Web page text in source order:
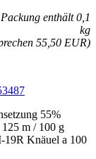
, Packung enthält 0,1
kg
55,50 EUR)
55%
m / 100 g
19R Knäuel a 100